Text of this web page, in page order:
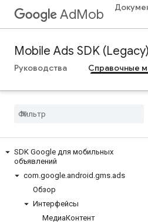
AdMob
Mobile Ads SDK
Руководства Справочные
SDK Google для мобильных
объявлений
com.google.android .gms.ads
Обзор
Интерфейсы
МедиаКонтент